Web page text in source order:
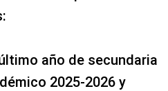
año de secundaria
2025-2026 y